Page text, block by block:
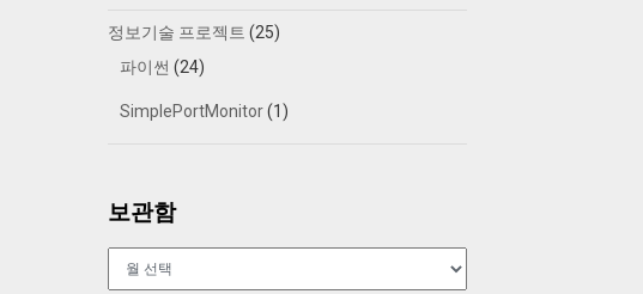
정보기술 프로젝트 (25)
파이썬 (24)
SimplePortMonitor(1)
보관함